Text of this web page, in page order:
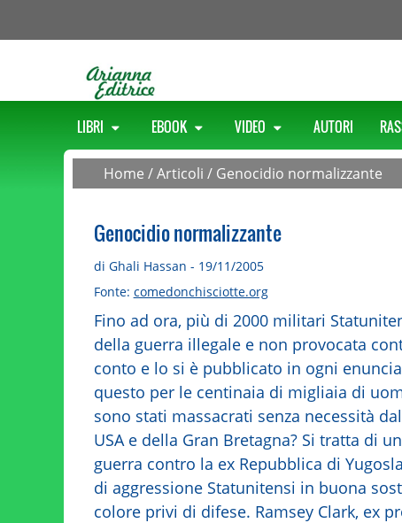
LIBRI EBOOK VIDEO AUTORI
Home /Articoli / Genocidio normalizzante
Genocidio normalizzante
di Ghali Hassan - 19/11/2005
Fonte: comedonchisciotte.org
Fino ad ora, più di 2000 militari
della guerra illegale e non provocata
conto e lo si è pubblicato in ogni
questo per le centinaia di migliaia di
sono stati massacrati senza necessità
USA e della Gran Bretagna? Si tratta di
guerra contro la ex Repubblica di
di aggressione Statunitensi in buona
colore privi di difese. Ramsey Clark, ex